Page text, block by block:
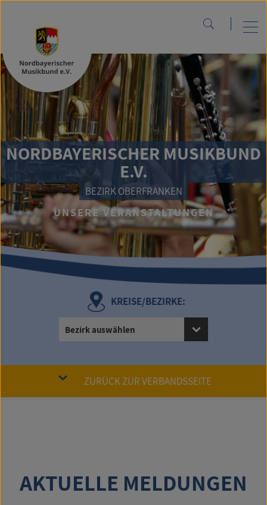
NORDBAYERISCHER MUSIKBUND
E.V.
BEZIRK OBERFRANKEN
UNSERE VERANSTALTUNGEN
KREISE/BEZIRKE:
Bezirk auswählen
ZURÜCK ZUR VERBANDSSEITE
AKTUELLE MELDUNGEN